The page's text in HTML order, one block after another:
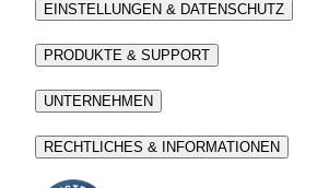
EINSTELLUNGEN & DATENSCHUTZ
PRODUKTE & SUPPORT
UNTERNEHMEN
RECHTLICHES & INFORMATIONEN